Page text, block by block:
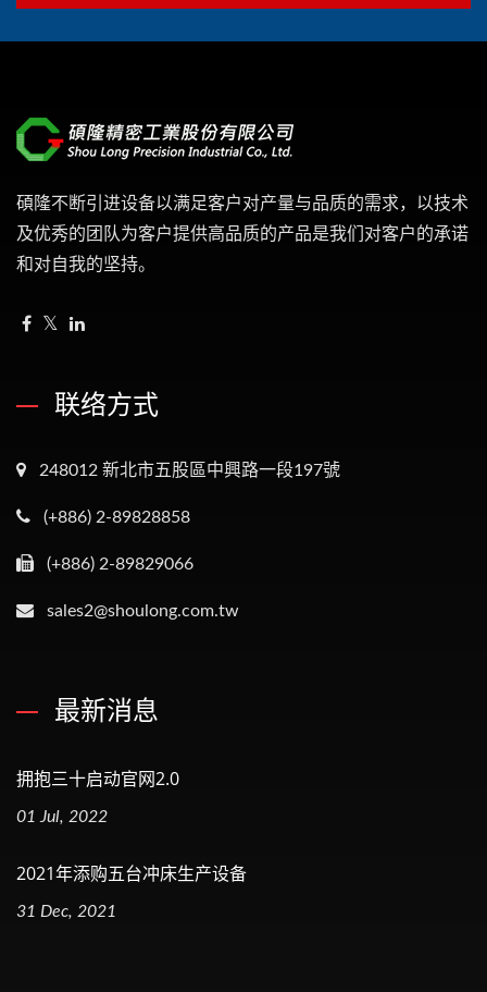
碩隆不断引进设备以满足客户对产量与品质的需求，以技术
及优秀的团队为客户提供高品质的产品是我们对客户的承诺
和对自我的坚持。
联络方式
248012 新北市五股區中興路一段197號
(+886) 2-89828858
(+886) 2-89829066
sales2@shoulong.com.tw
最新消息
拥抱三十启动官网2.0
01 Jul, 2022
2021年添购五台冲床生产设备
31 Dec, 2021